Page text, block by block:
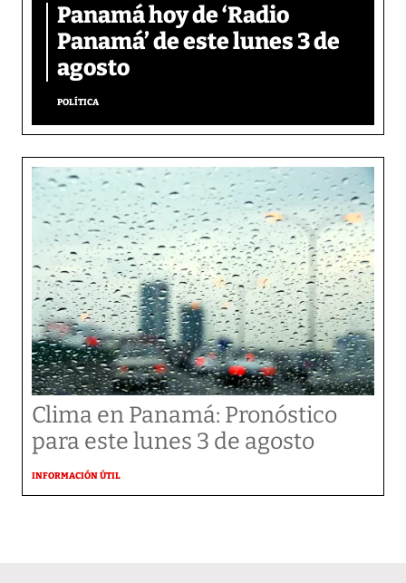
Panamá hoy de ‘Radio
Panamá’ de este lunes 3 de
agosto
POLÍTICA
Clima en Panamá: Pronóstico
para este lunes 3 de agosto
INFORMACIÓN ÚTIL